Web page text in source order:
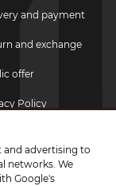
and payment
and exchange
offer
Policy
and advertising to
networks. We
Google's